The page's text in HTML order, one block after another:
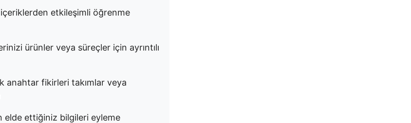
etkileşimli öğrenme
ürünler veya süreçler için ayrıntılı
anahtar fikirleri takımlar veya
elde ettiğiniz bilgileri eyleme